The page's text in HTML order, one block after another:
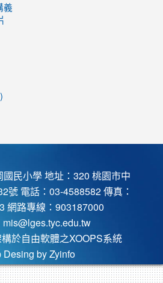
channel/UC8LghzcV5-
videos?channel/UC8LghzcV5-
videos?
義
民小學 地址：320 桃園市中
號 電話：03-4588582 傳真：
網路專線：903187000
mis@lges.tyc.edu.tw
於自由軟體之XOOPS系統
Desing by Zyinfo